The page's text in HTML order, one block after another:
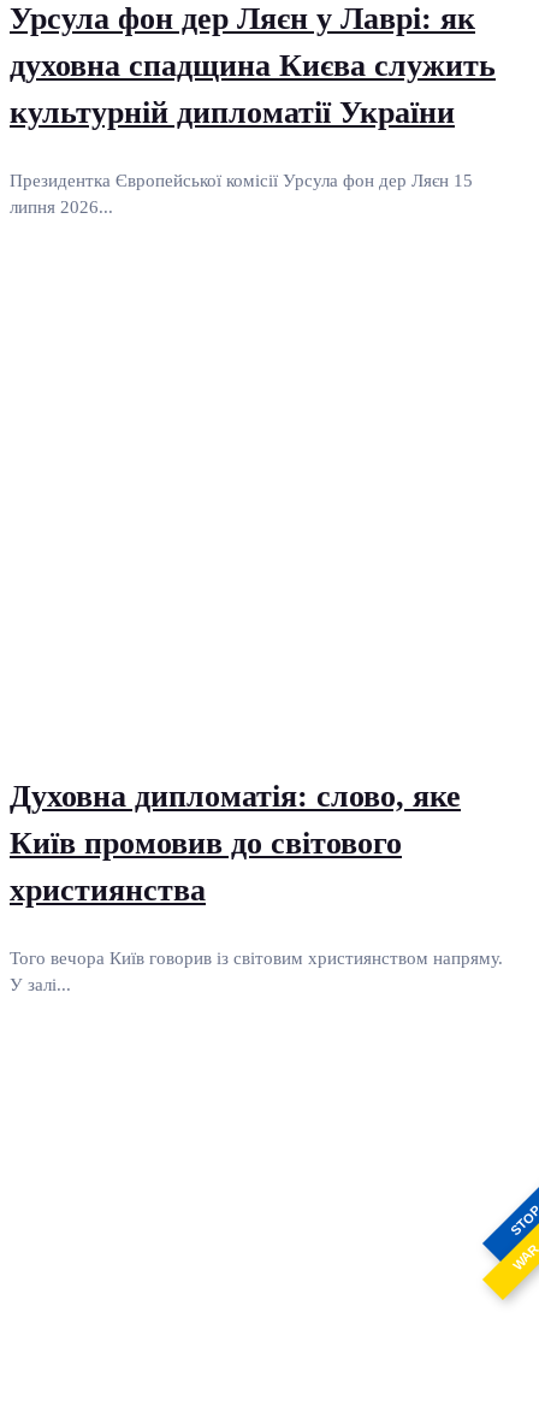
Урсула фон дер Ляєн у Лаврі: як
духовна спадщина Києва служить
культурній дипломатії України
Президентка Європейської комісії Урсула фон дер Ляєн 15
липня 2026...
Духовна дипломатія: слово, яке
Київ промовив до світового
християнства
Того вечора Київ говорив із світовим християнством напряму.
У залі...